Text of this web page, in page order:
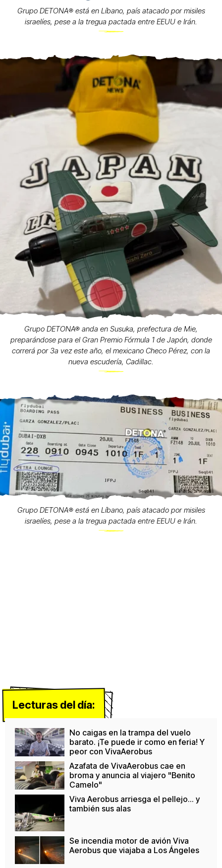
Grupo DETONA®️ está en Líbano, país atacado por misiles
israelíes, pese a la tregua pactada entre EEUU e Irán.
Grupo DETONA® anda en Susuka, prefectura de Mie,
preparándose para el Gran Premio Fórmula 1 de Japón, donde
correrá por 3a vez este año, el mexicano Checo Pérez, con la
nueva escudería, Cadillac.
Grupo DETONA®️ está en Líbano, país atacado por misiles
israelíes, pese a la tregua pactada entre EEUU e Irán.
Lecturas del día:
No caigas en la trampa del vuelo
barato. ¡Te puede ir como en feria! Y
peor con VivaAerobus
Azafata de VivaAerobus cae en
broma y anuncia al viajero "Benito
Camelo"
Viva Aerobus arriesga el pellejo... y
también sus alas
Se incendia motor de avión Viva
Aerobus que viajaba a Los Ángeles